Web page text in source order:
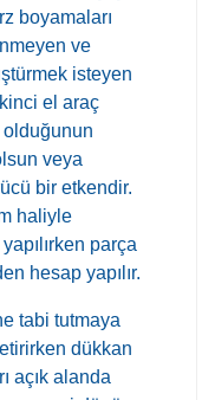
boyamaları
ve
isteyen
el araç
olduğunun
veya
bir etkendir.
haliyle
parça
hesap yapılır.
tabi tutmaya
dükkan
açık alanda